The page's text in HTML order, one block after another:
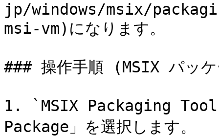
jp/windows/msix/
msi-vm)になります。
### 操作手順 (MSIX パッ
1. `MSIX Packaging
Package」を選択します。